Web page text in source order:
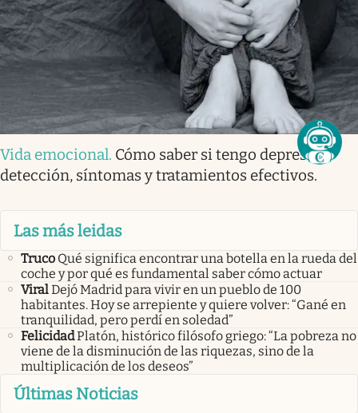
Vida emocional. Cómo saber si tengo depresión:
detección, síntomas y tratamientos efectivos.
Las más leidas
Truco Qué significa encontrar una botella en la rueda del
coche y por qué es fundamental saber cómo actuar
ViralDejó Madrid para vivir en un pueblo de 100
habitantes. Hoy se arrepiente y quiere volver: “Gané en
tranquilidad, pero perdí en soledad”
FelicidadPlatón, histórico filósofo griego: “La pobreza no
viene de la disminución de las riquezas, sino de la
multiplicación de los deseos”
Últimas Noticias